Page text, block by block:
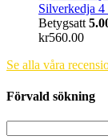
Silverkedja
Betygsatt
kr560.00
Se alla våra
Förvald sökning